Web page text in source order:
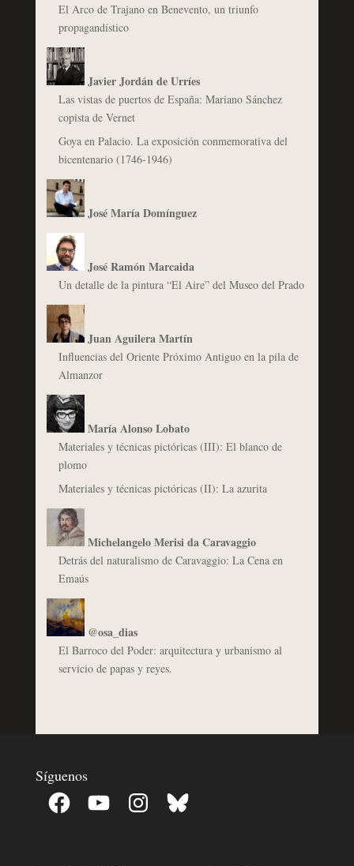
El Arco de Trajano en Benevento, un triunfo
propagandístico
Javier Jordán de Urríes
Las vistas de puertos de España: Mariano Sánchez
copista de Vernet
Goya en Palacio. La exposición conmemorativa del
bicentenario (1746-1946)
José María Domínguez
José Ramón Marcaida
Un detalle de la pintura “El Aire” del Museo del Prado
Juan Aguilera Martín
Influencias del Oriente Próximo Antiguo en la pila de
Almanzor
María Alonso Lobato
Materiales y técnicas pictóricas (III): El blanco de
plomo
Materiales y técnicas pictóricas (II): La azurita
Michelangelo Merisi da Caravaggio
Detrás del naturalismo de Caravaggio: La Cena en
Emaús
@osa_dias
El Barroco del Poder: arquitectura y urbanismo al
servicio de papas y reyes.
Síguenos
Facebook YouTube InstagramBluesky